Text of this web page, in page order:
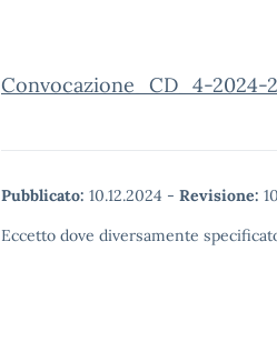
Convocazione_CD_4-2024-
Pubblicato: 10.12.2024 - Revisione:
Eccetto dove diversamente